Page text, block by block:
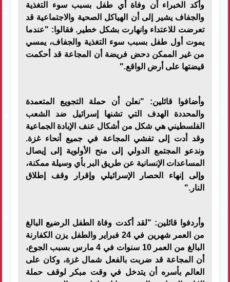
وأكد الخبراء أن وفاة أي طفل بسبب سوء التغذية
والجفاف يشير إلى أن الهياكل الصحية والاجتماعية قد
تعرضت للاعتداء وانهارت بشكل خطير. فقالوا: "عندما
يموت أول طفل بسبب سوء التغذية والجفاف، يمسي
من غير الممكن دحض فريضة أن المجاعة قد أحكمت
قيضتها على أرض الواقع."
وأضافوا قائلين: "نعلن أن حملة التجويع المتعمدة
والمحددة الهدف التي تشنها إسرائيل ضد الشعب
الفلسطيني هي شكل من أشكال عنف الإبادة الجماعية
وقد أدت إلى تفشي المجاعة في جميع أنحاء غزة.
وندعو المجتمع الدولي إلى منح الأولوية إلى إيصال
المساعدات الإنسانية عن طريق البر بأي وسيلة ممكنة،
وإلى إنهاء الحصار الإسرائيلي وإقرار وقف إطلاق
النار ."
وأردفوا قائلين: "لقد أكدت وفاة الطفل الرضيع البالغ
من العمر شهرين في 24 فبراير والطفل يزن الكفارنة
البالغ من العمر 10 سنوات في 4 مارس بسبب الجوع،
أن المجاعة قد ضربت بالفعل شمال غزة، وكان على
العالم بأسره أن يتدخل في وقت مبكر لوقف حملة